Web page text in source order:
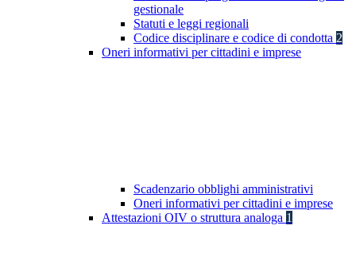
gestionale
Statuti e leggi regionali
Codice disciplinare e codice di condotta 2
Oneri informativi per cittadini e imprese
Scadenzario obblighi amministrativi
Oneri informativi per cittadini e imprese
Attestazioni OIV o struttura analoga 1